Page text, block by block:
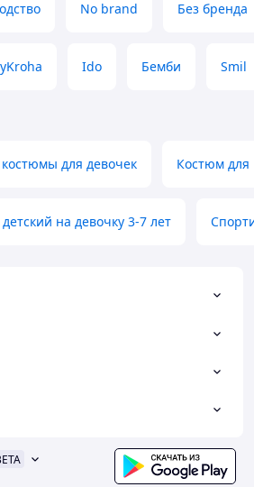
No brand Без бренда
Ido Бемби Smil
для девочек Костюм
на девочку 3-7 лет